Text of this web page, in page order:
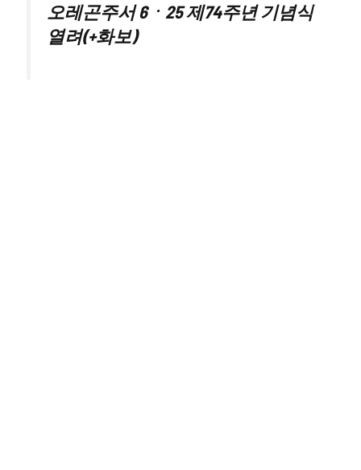
오레곤주서 6ㆍ25 제74주년 기념식
열려(+화보)